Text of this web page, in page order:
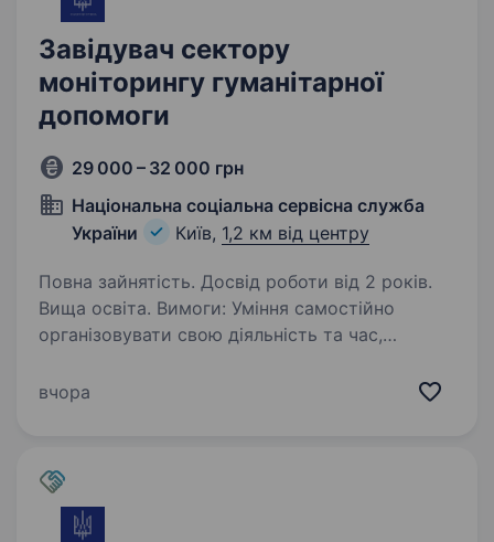
Завідувач сектору
моніторингу гуманітарної
допомоги
29 000 – 32 000 грн
Національна соціальна сервісна служба
України
Київ, 1,2 км від центру
Повна зайнятість. Досвід роботи від 2 років.
Вища освіта. Вимоги: Уміння самостійно
організовувати свою діяльність та час,
встановлювати черговість їх виконання;
вчора